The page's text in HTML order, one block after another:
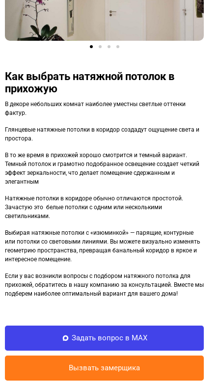
Как выбрать натяжной потолок в
прихожую
В декоре небольших комнат наиболее уместны светлые оттенки
фактур.
Глянцевые натяжные потолки в коридор создадут ощущение света и
простора.
В то же время в прихожей хорошо смотрится и темный вариант.
Темный потолок и грамотно подобранное освещение создает четкий
эффект зеркальности, что делает помещение сдержанным и
элегантным
Натяжные потолки в коридоре обычно отличаются простотой.
Зачастую это белые потолки с одним или несколькими
светильниками.
Выбирая натяжные потолки с «изюминкой» — парящие, контурные
или потолки со световыми линиями. Вы можете визуально изменять
геометрию пространства, превращая банальный коридор в яркое и
интересное помещение.
Если у вас возникли вопросы с подбором натяжного потолка для
прихожей, обратитесь в нашу компанию за консультацией. Вместе мы
подберем наиболее оптимальный вариант для вашего дома!
Задать вопрос в MAX
Вызвать замерщика